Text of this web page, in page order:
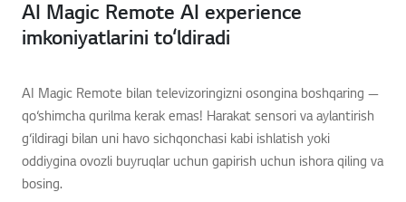
AI Magic Remote AI experience
imkoniyatlarini to‘ldiradi
AI Magic Remote bilan televizoringizni osongina boshqaring —
qo‘shimcha qurilma kerak emas! Harakat sensori va aylantirish
g‘ildiragi bilan uni havo sichqonchasi kabi ishlatish yoki
oddiygina ovozli buyruqlar uchun gapirish uchun ishora qiling va
bosing.